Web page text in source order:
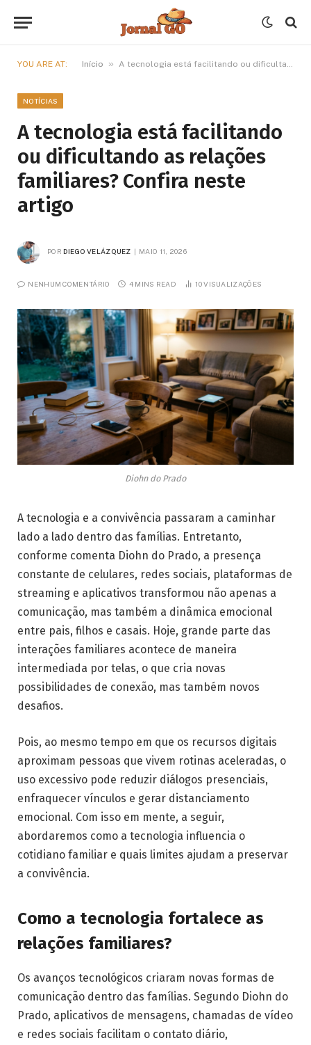
YOU ARE AT: Início » A tecnologia está facilitando ou dificultando as relações familiares? Confira neste artigo
NOTÍCIAS
A tecnologia está facilitando
ou dificultando as relações
familiares? Confira neste
artigo
POR DIEGO VELÁZQUEZ MAIO 11, 2026
NENHUM COMENTÁRIO 4 MINS READ 10VISUALIZAÇÕES
Diohn do Prado
A tecnologia e a convivência passaram a caminhar
lado a lado dentro das famílias. Entretanto,
conforme comenta Diohn do Prado, a presença
constante de celulares, redes sociais, plataformas de
streaming e aplicativos transformou não apenas a
comunicação, mas também a dinâmica emocional
entre pais, filhos e casais. Hoje, grande parte das
interações familiares acontece de maneira
intermediada por telas, o que cria novas
possibilidades de conexão, mas também novos
desafios.
Pois, ao mesmo tempo em que os recursos digitais
aproximam pessoas que vivem rotinas aceleradas, o
uso excessivo pode reduzir diálogos presenciais,
enfraquecer vínculos e gerar distanciamento
emocional. Com isso em mente, a seguir,
abordaremos como a tecnologia influencia o
cotidiano familiar e quais limites ajudam a preservar
a convivência.
Como a tecnologia fortalece as
relações familiares?
Os avanços tecnológicos criaram novas formas de
comunicação dentro das famílias. Segundo Diohn do
Prado, aplicativos de mensagens, chamadas de vídeo
e redes sociais facilitam o contato diário,